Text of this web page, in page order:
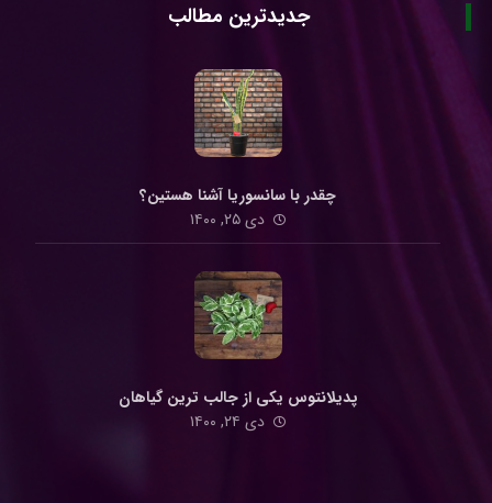
جدیدترین مطالب
چقدر با سانسوریا آشنا هستین؟
دی ۲۵, ۱۴۰۰
پدیلانتوس یکی از جالب ترین گیاهان
دی ۲۴, ۱۴۰۰